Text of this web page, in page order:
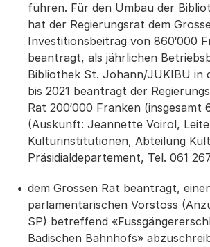
führen. Für den Umbau der
hat der Regierungsrat dem
Investitionsbeitrag von 860‘000
beantragt, als jährlichen
Bibliothek St. Johann/JUKIBU in
bis 2021 beantragt der
Rat 200‘000 Franken (insgesamt
(Auskunft: Jeannette Voirol,
Kulturinstitutionen, Abteilung
Präsidialdepartement, Tel. 061
dem Grossen Rat beantragt,
parlamentarischen Vorstoss
SP) betreffend
Badischen Bahnhofs»